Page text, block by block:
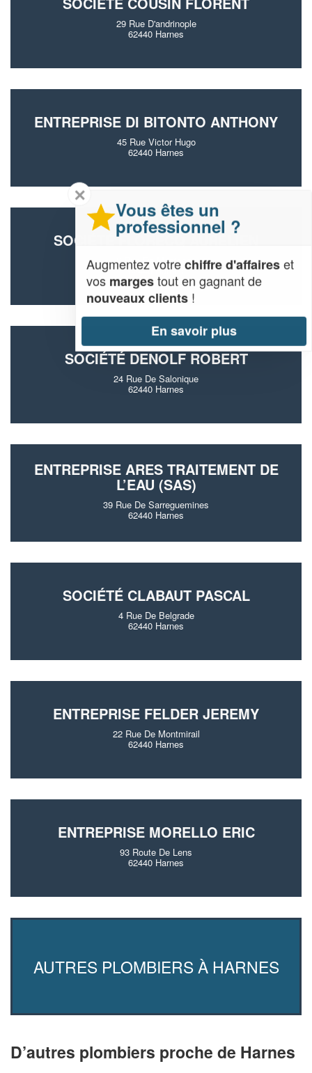
29 Rue D'andrinople
62440 Harnes
ENTREPRISE DI BITONTO ANTHONY
45 Rue Victor Hugo
62440 Harnes
SOCIÉTÉ FLORECQ AURELIEN
6 Rue De Montceau
62440 Harnes
SOCIÉTÉ DENOLF ROBERT
24 Rue De Salonique
62440 Harnes
ENTREPRISE ARES TRAITEMENT DE
L’EAU (SAS)
39 Rue De Sarreguemines
62440 Harnes
SOCIÉTÉ CLABAUT PASCAL
4 Rue De Belgrade
62440 Harnes
ENTREPRISE FELDER JEREMY
22 Rue De Montmirail
62440 Harnes
ENTREPRISE MORELLO ERIC
93 Route De Lens
62440 Harnes
AUTRES PLOMBIERS À HARNES
D’autres plombiers proche de Harnes
✕
Vous êtes un
professionnel ?
Augmentez votrechiffre d'affaireset
vos margestout en gagnant de
nouveaux clients !
En savoir plus